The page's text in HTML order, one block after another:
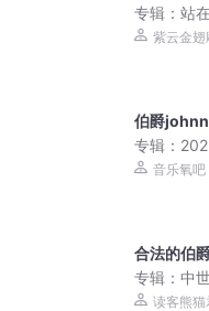
专辑：站
之作丨首
紫云金翅
伯爵
专辑：
红热门流
音乐氧吧
合法的伯
专辑：中
永恒火焰|
读客熊猫